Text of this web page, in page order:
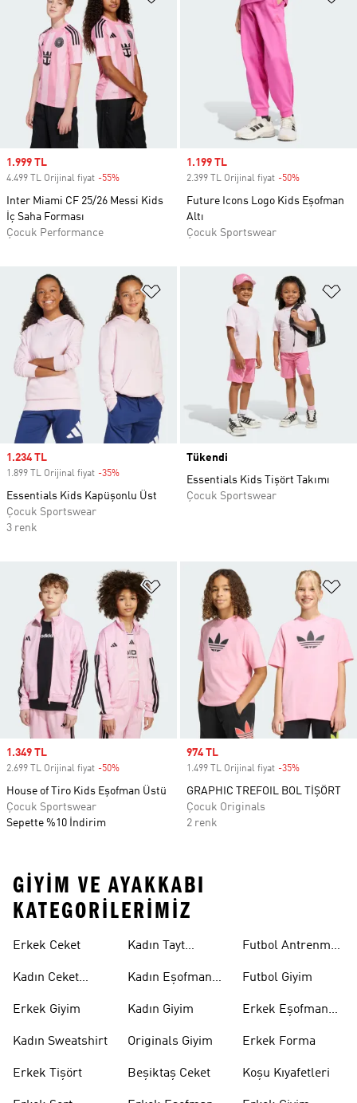
Sale price
1.999 TL
4.499 TL Orijinal fiyat -55%
Inter Miami CF 25/26 Messi Kids
İç Saha Forması
Çocuk Performance
Sale price
1.199 TL
2.399 TL Orijinal fiyat -50%
Future Icons Logo Kids Eşofman
Altı
Çocuk Sportswear
Favori Listesine Ekle
Sale price
1.234 TL
1.899 TL Orijinal fiyat -35%
Essentials Kids Kapüşonlu Üst
Çocuk Sportswear
3 renk
Tükendi
Essentials Kids Tişört Takımı
Çocuk Sportswear
Favori Listesine Ekle
Sale price
1.349 TL
2.699 TL Orijinal fiyat -50%
House of Tiro Kids Eşofman Üstü
Çocuk Sportswear
Sepette %10 İndirim
Sale price
974 TL
1.499 TL Orijinal fiyat -35%
GRAPHIC TREFOIL BOL TİŞÖRT
Çocuk Originals
2 renk
GIYIM VE AYAKKABI
KATEGORILERIMIZ
Erkek Ceket
Kadın Ceket
Erkek Giyim
Kadın Sweatshirt
Erkek Tişört
Kadın Tayt
Kadın Eşofman
Kadın Giyim
Originals Giyim
Beşiktaş Ceket
Futbol Antrenman
Futbol Giyim
Erkek Eşofman
Erkek Forma
Koşu Kıyafetleri